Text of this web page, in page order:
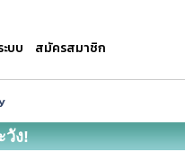
ะบบ สมัครสมาชิก
วัง!